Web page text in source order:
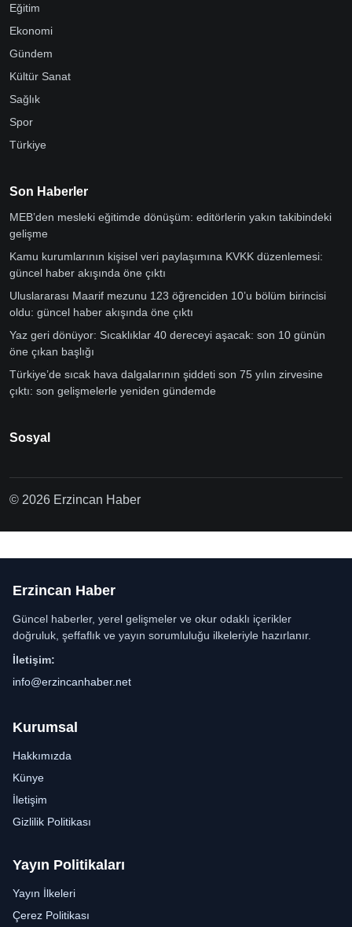
Eğitim
Ekonomi
Gündem
Kültür Sanat
Sağlık
Spor
Türkiye
Son Haberler
MEB’den mesleki eğitimde dönüşüm: editörlerin yakın takibindeki
gelişme
Kamu kurumlarının kişisel veri paylaşımına KVKK düzenlemesi:
güncel haber akışında öne çıktı
Uluslararası Maarif mezunu 123 öğrenciden 10’u bölüm birincisi
oldu: güncel haber akışında öne çıktı
Yaz geri dönüyor: Sıcaklıklar 40 dereceyi aşacak: son 10 günün
öne çıkan başlığı
Türkiye’de sıcak hava dalgalarının şiddeti son 75 yılın zirvesine
çıktı: son gelişmelerle yeniden gündemde
Sosyal
© 2026 Erzincan Haber
Erzincan Haber
Güncel haberler, yerel gelişmeler ve okur odaklı içerikler
doğruluk, şeffaflık ve yayın sorumluluğu ilkeleriyle hazırlanır.
İletişim:
info@erzincanhaber.net
Kurumsal
Hakkımızda
Künye
İletişim
Gizlilik Politikası
Yayın Politikaları
Yayın İlkeleri
Çerez Politikası